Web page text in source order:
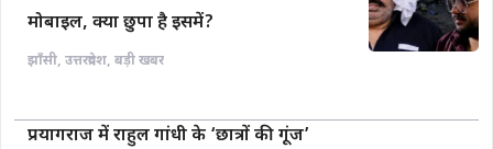
मोबाइल, क्या छुपा है इसमें?
झाँसी, उत्तरप्रदेश, बड़ी खबर
प्रयागराज में राहुल गांधी के ‘छात्रों की गूंज’